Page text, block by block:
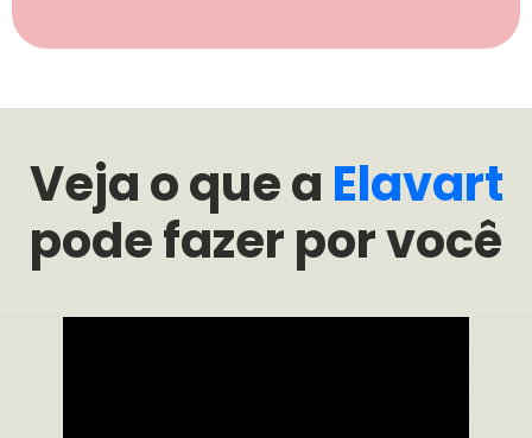
Veja o que a Elavart
pode fazer por você